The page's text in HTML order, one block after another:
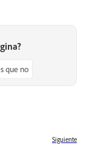
que no
Siguiente